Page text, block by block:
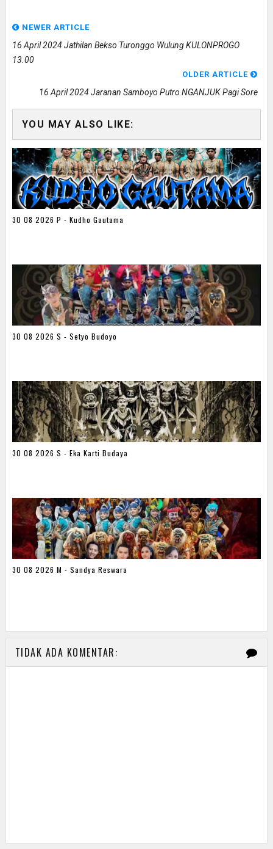
NEWER ARTICLE
16 April 2024 Jathilan Bekso Turonggo Wulung KULONPROGO
13.00
OLDER ARTICLE
16 April 2024 Jaranan Samboyo Putro NGANJUK Pagi Sore
YOU MAY ALSO LIKE:
30 08 2026 P - Kudho Gautama
30 08 2026 S - Setyo Budoyo
30 08 2026 S - Eka Karti Budaya
30 08 2026 M - Sandya Reswara
TIDAK ADA KOMENTAR: